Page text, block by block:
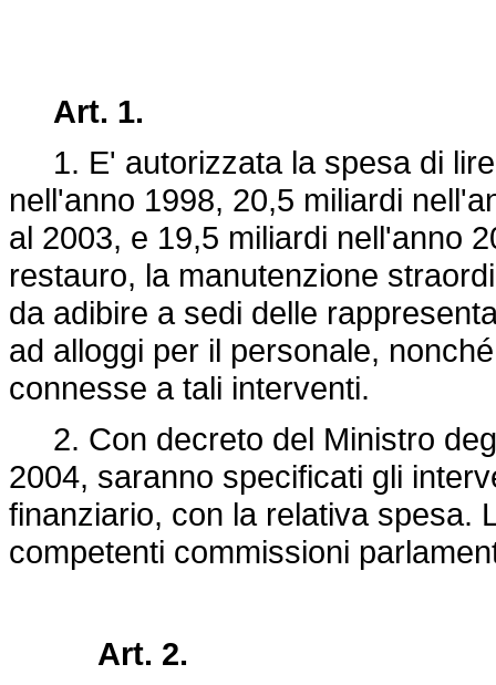
Art. 1.
1. E' autorizzata la spesa di
nell'anno 1998, 20,5 miliardi
al 2003, e 19,5 miliardi nell'anno
restauro, la manutenzione
da adibire a sedi delle
ad alloggi per il personale,
connesse a tali interventi.
2. Con decreto del Ministro
2004, saranno specificati gli
finanziario, con la relativa spesa.
competenti commissioni
Art. 2.